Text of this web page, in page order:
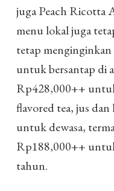
juga Peach Ricotta
menu lokal juga
tetap menginginkan
untuk bersantap di
Rp428,000++
flavored tea, jus
untuk dewasa,
Rp188,000++
tahun.